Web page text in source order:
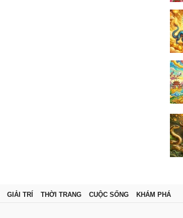
GIẢI TRÍ THỜI TRANG CUỘC SỐNG KHÁM PHÁ